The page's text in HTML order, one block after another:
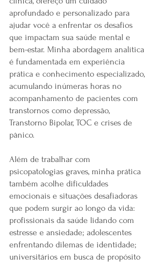
aprofundado e personalizado para
ajudar você a enfrentar os desafios
que impactam sua saúde mental e
bem-estar. Minha abordagem analítica
é fundamentada em experiência
prática e conhecimento especializado,
acumulando inúmeras horas no
acompanhamento de pacientes com
transtornos como depressão,
Transtorno Bipolar, TOC e crises de
pânico.
Além de trabalhar com
psicopatologias graves, minha prática
também acolhe dificuldades
emocionais e situações desafiadoras
que podem surgir ao longo da vida:
profissionais da saúde lidando com
estresse e ansiedade; adolescentes
enfrentando dilemas de identidade;
universitários em busca de propósito